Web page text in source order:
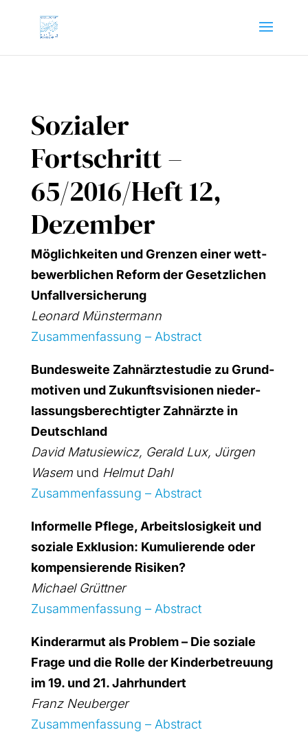
Sozialer
Fortschritt –
65/2016/Heft 12,
Dezember
Mög­lich­kei­ten und Gren­zen einer wett­
be­werb­li­chen Reform der Gesetz­li­chen
Unfall­ver­si­che­rung
Leo­nard Müns­ter­mann
Zusam­men­fas­sung – Abs­tract
Bun­des­wei­te Zahn­ärz­te­stu­die zu Grund­
mo­ti­ven und Zukunfts­vi­sio­nen nie­der­
las­sungs­be­rech­tig­ter Zahn­ärz­te in
Deutsch­land
David Matus­ie­wicz, Gerald Lux, Jür­gen
Wasemund Hel­mut Dahl
Zusam­men­fas­sung – Abs­tract
Infor­mel­le Pfle­ge, Arbeits­lo­sig­keit und
sozia­le Exklu­si­on: Kumu­lie­ren­de oder
kom­pen­sie­ren­de Risi­ken?
Micha­el Grütt­ner
Zusam­men­fas­sung – Abs­tract
Kin­der­ar­mut als Pro­blem – Die sozia­le
Fra­ge und die Rol­le der Kin­der­be­treu­ung
im 19. und 21. Jahr­hun­dert
Franz Neu­ber­ger
Zusam­men­fas­sung – Abs­tract